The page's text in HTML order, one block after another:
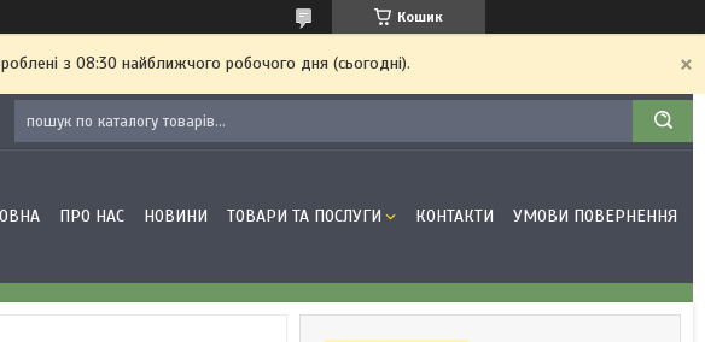
Кошик
з 08:30 найближчого робочого дня (сьогодні).
ПРО НАС НОВИНИ ТОВАРИ ТА ПОСЛУГИ КОНТАКТИ УМОВИ ПОВЕРНЕННЯ